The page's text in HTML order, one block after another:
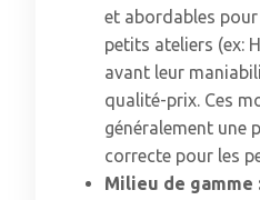
et abordables
petits ateliers (ex:
avant leur
qualité-prix. Ces
généralement une
correcte pour les
Milieu de gamme